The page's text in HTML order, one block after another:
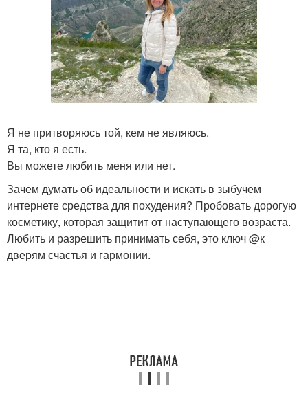
Я не притворяюсь той, кем не являюсь.
Я та, кто я есть.
Вы можете любить меня или нет.
Зачем думать об идеальности и искать в зыбучем
интернете средства для похудения? Пробовать дорогую
косметику, которая защитит от наступающего возраста.
Любить и разрешить принимать себя, это ключ @к
дверям счастья и гармонии.